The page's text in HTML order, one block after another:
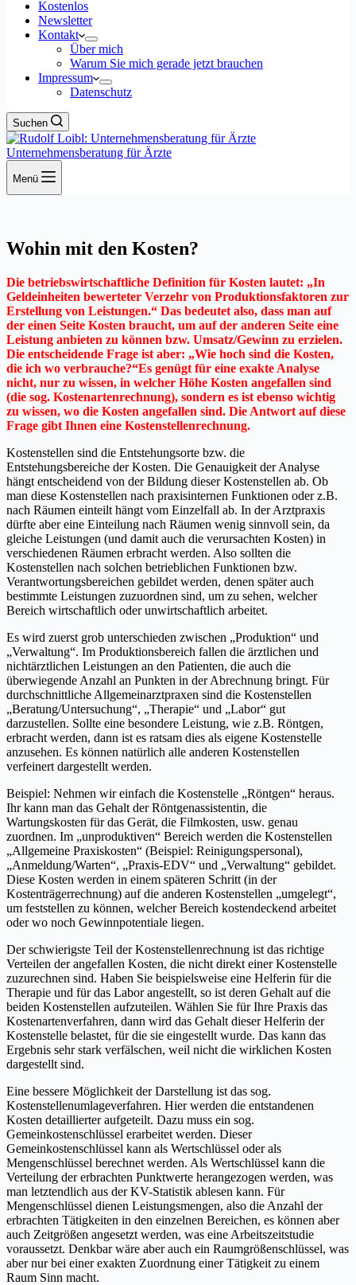
Kostenlos
Newsletter
Kontakt
Über mich
Warum Sie mich gerade jetzt brauchen
Impressum
Datenschutz
Suchen
Unternehmensberatung für Ärzte
Menü
Wohin mit den Kosten?
Die betriebswirtschaftliche Definition für Kosten lautet: „In
Geldeinheiten bewerteter Verzehr von Produktionsfaktoren zur
Erstellung von Leistungen.“ Das bedeutet also, dass man auf
der einen Seite Kosten braucht, um auf der anderen Seite eine
Leistung anbieten zu können bzw. Umsatz/Gewinn zu erzielen.
Die entscheidende Frage ist aber: „Wie hoch sind die Kosten,
die ich wo verbrauche?“Es genügt für eine exakte Analyse
nicht, nur zu wissen, in welcher Höhe Kosten angefallen sind
(die sog. Kostenartenrechnung), sondern es ist ebenso wichtig
zu wissen, wo die Kosten angefallen sind. Die Antwort auf diese
Frage gibt Ihnen eine Kostenstellenrechnung.
Kostenstellen sind die Entstehungsorte bzw. die
Entstehungsbereiche der Kosten. Die Genauigkeit der Analyse
hängt entscheidend von der Bildung dieser Kostenstellen ab. Ob
man diese Kostenstellen nach praxisinternen Funktionen oder z.B.
nach Räumen einteilt hängt vom Einzelfall ab. In der Arztpraxis
dürfte aber eine Einteilung nach Räumen wenig sinnvoll sein, da
gleiche Leistungen (und damit auch die verursachten Kosten) in
verschiedenen Räumen erbracht werden. Also sollten die
Kostenstellen nach solchen betrieblichen Funktionen bzw.
Verantwortungsbereichen gebildet werden, denen später auch
bestimmte Leistungen zuzuordnen sind, um zu sehen, welcher
Bereich wirtschaftlich oder unwirtschaftlich arbeitet.
Es wird zuerst grob unterschieden zwischen „Produktion“ und
„Verwaltung“. Im Produktionsbereich fallen die ärztlichen und
nichtärztlichen Leistungen an den Patienten, die auch die
überwiegende Anzahl an Punkten in der Abrechnung bringt. Für
durchschnittliche Allgemeinarztpraxen sind die Kostenstellen
„Beratung/Untersuchung“, „Therapie“ und „Labor“ gut
darzustellen. Sollte eine besondere Leistung, wie z.B. Röntgen,
erbracht werden, dann ist es ratsam dies als eigene Kostenstelle
anzusehen. Es können natürlich alle anderen Kostenstellen
verfeinert dargestellt werden.
Beispiel: Nehmen wir einfach die Kostenstelle „Röntgen“ heraus.
Ihr kann man das Gehalt der Röntgenassistentin, die
Wartungskosten für das Gerät, die Filmkosten, usw. genau
zuordnen. Im „unproduktiven“ Bereich werden die Kostenstellen
„Allgemeine Praxiskosten“ (Beispiel: Reinigungspersonal),
„Anmeldung/Warten“, „Praxis-EDV“ und „Verwaltung“ gebildet.
Diese Kosten werden in einem späteren Schritt (in der
Kostenträgerrechnung) auf die anderen Kostenstellen „umgelegt“,
um feststellen zu können, welcher Bereich kostendeckend arbeitet
oder wo noch Gewinnpotentiale liegen.
Der schwierigste Teil der Kostenstellenrechnung ist das richtige
Verteilen der angefallen Kosten, die nicht direkt einer Kostenstelle
zuzurechnen sind. Haben Sie beispielsweise eine Helferin für die
Therapie und für das Labor angestellt, so ist deren Gehalt auf die
beiden Kostenstellen aufzuteilen. Wählen Sie für Ihre Praxis das
Kostenartenverfahren, dann wird das Gehalt dieser Helferin der
Kostenstelle belastet, für die sie eingestellt wurde. Das kann das
Ergebnis sehr stark verfälschen, weil nicht die wirklichen Kosten
dargestellt sind.
Eine bessere Möglichkeit der Darstellung ist das sog.
Kostenstellenumlageverfahren. Hier werden die entstandenen
Kosten detaillierter aufgeteilt. Dazu muss ein sog.
Gemeinkostenschlüssel erarbeitet werden. Dieser
Gemeinkostenschlüssel kann als Wertschlüssel oder als
Mengenschlüssel berechnet werden. Als Wertschlüssel kann die
Verteilung der erbrachten Punktwerte herangezogen werden, was
man letztendlich aus der KV-Statistik ablesen kann. Für
Mengenschlüssel dienen Leistungsmengen, also die Anzahl der
erbrachten Tätigkeiten in den einzelnen Bereichen, es können aber
auch Zeitgrößen angesetzt werden, was eine Arbeitszeitstudie
voraussetzt. Denkbar wäre aber auch ein Raumgrößenschlüssel, was
aber nur bei einer exakten Zuordnung einer Tätigkeit zu einem
Raum Sinn macht.